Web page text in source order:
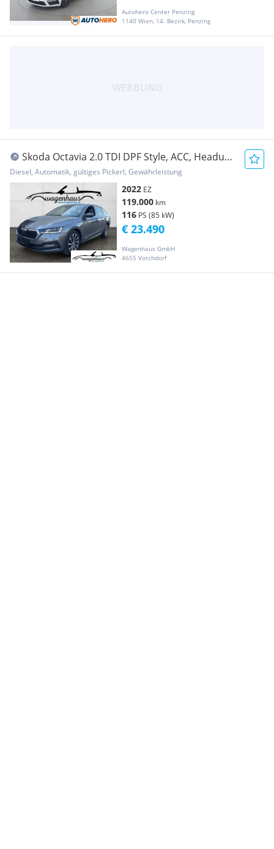
Autohero Center Penzing
1140 Wien, 14. Bezirk, Penzing
Skoda Octavia 2.0 TDI DPF Style, ACC, Headup,
Premium...
Diesel, Automatik, gültiges Pickerl, Gewährleistung
2022 EZ
119.000 km
116 PS (85 kW)
Wagenhaus GmbH
4655 Vorchdorf
€ 23.490